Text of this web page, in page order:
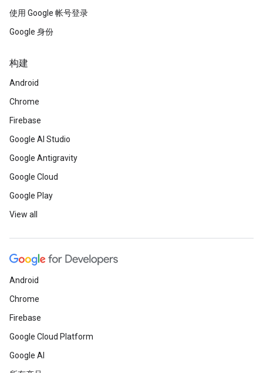
使用 Google 帐号登录
Google 身份
构建
Android
Chrome
Firebase
Google AI Studio
Google Antigravity
Google Cloud
Google Play
View all
Android
Chrome
Firebase
Google Cloud Platform
Google AI